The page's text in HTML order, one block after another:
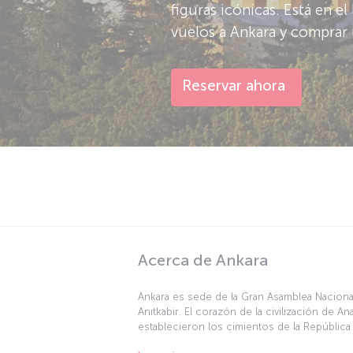
figuras icónicas. Está en
vuelos a Ankara y
Reservar ahora
Acerca de Ankara
Ankara es sede de la Gran Asamblea
Anıtkabir. El corazón de la civilización de
establecieron los cimientos de la